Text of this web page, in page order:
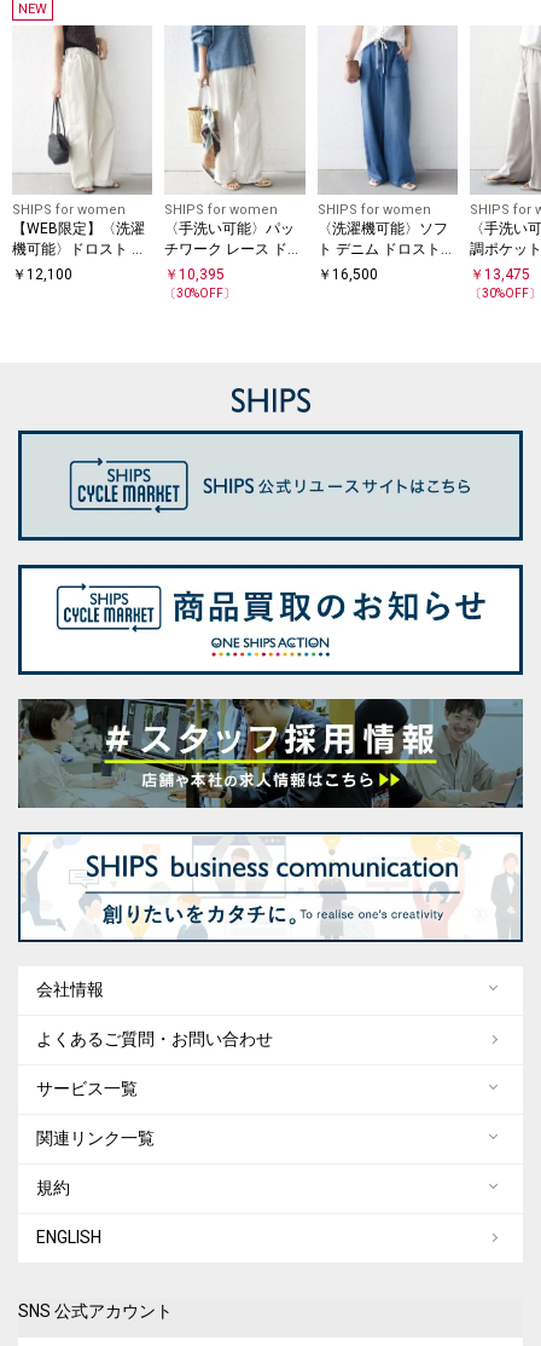
NEW
SHIPS for women
【WEB限定】〈洗濯
機可能〉ドロスト ベ
イカー パンツ
￥ 12,100
SHIPS for women
〈手洗い可能〉パッ
チワーク レース ドロ
スト パンツ
￥10,395
〔30%OFF〕
SHIPS for women
〈洗濯機可能〉ソフ
ト デニム ドロスト
ベイカー パンツ
￥ 16,500
SHIPS for
〈手洗い
調ポケッ
ストレッ
パンツ
￥13,475
〔30%OFF〕
会社情報
よくあるご質問・お問い合わせ
サービス一覧
関連リンク一覧
規約
ENGLISH
SNS 公式アカウント